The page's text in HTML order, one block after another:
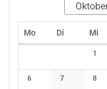
MoMontag
Di Dienstag
Mi
1
6 7 8